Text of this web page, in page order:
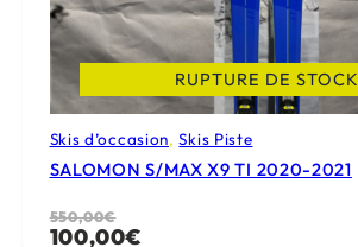
RUPTURE DE STOCK
Skis d’occasion, Skis Piste
SALOMON S/MAX X9 TI 2020-2021
550,00€
Le
100,00€
Le